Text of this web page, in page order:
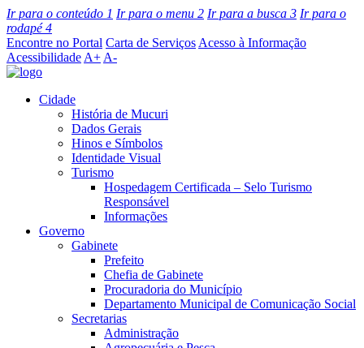
Ir para o conteúdo 1 Ir para o menu 2 Ir para a busca 3 Ir para o
rodapé4
Encontre no Portal Carta de Serviços Acesso à Informação
Acessibilidade A+ A-
Cidade
História de Mucuri
Dados Gerais
Hinos e Símbolos
Identidade Visual
Turismo
Hospedagem Certificada – Selo Turismo
Responsável
Informações
Governo
Gabinete
Prefeito
Chefia de Gabinete
Procuradoria do Município
Departamento Municipal de Comunicação Social
Secretarias
Administração